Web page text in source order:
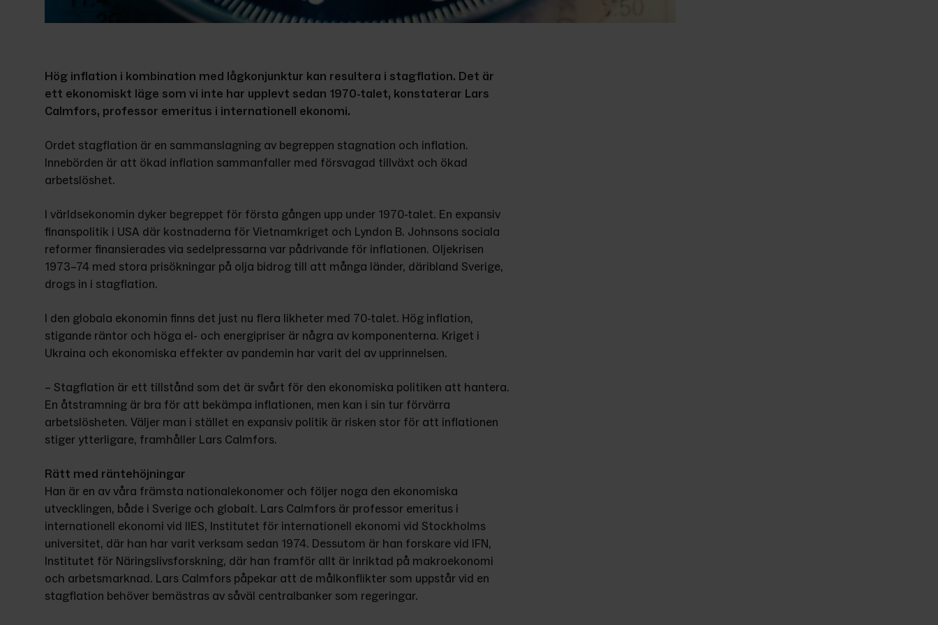
Hög inflation i kombination med lågkonjunktur kan resultera i stagflation. Det är
ett ekonomiskt läge som vi inte har upplevt sedan 1970-talet, konstaterar Lars
Calmfors, professor emeritus i internationell ekonomi.
Ordet stagflation är en sammanslagning av begreppen stagnation och inflation.
Innebörden är att ökad inflation sammanfaller med försvagad tillväxt och ökad
arbetslöshet.
I världsekonomin dyker begreppet för första gången upp under 1970-talet. En expansiv
finanspolitik i USA där kostnaderna för Vietnamkriget och Lyndon B. Johnsons sociala
reformer finansierades via sedelpressarna var pådrivande för inflationen. Oljekrisen
1973–74 med stora prisökningar på olja bidrog till att många länder, däribland Sverige,
drogs in i stagflation.
I den globala ekonomin finns det just nu flera likheter med 70-talet. Hög inflation,
stigande räntor och höga el- och energipriser är några av komponenterna. Kriget i
Ukraina och ekonomiska effekter av pandemin har varit del av upprinnelsen.
– Stagflation är ett tillstånd som det är svårt för den ekonomiska politiken att hantera.
En åtstramning är bra för att bekämpa inflationen, men kan i sin tur förvärra
arbetslösheten. Väljer man i stället en expansiv politik är risken stor för att inflationen
stiger ytterligare, framhåller Lars Calmfors.
Rätt med räntehöjningar
Han är en av våra främsta nationalekonomer och följer noga den ekonomiska
utvecklingen, både i Sverige och globalt. Lars Calmfors är professor emeritus i
internationell ekonomi vid IIES, Institutet för internationell ekonomi vid Stockholms
universitet, där han har varit verksam sedan 1974. Dessutom är han forskare vid IFN,
Institutet för Näringslivsforskning, där han framför allt är inriktad på makroekonomi
och arbetsmarknad. Lars Calmfors påpekar att de målkonflikter som uppstår vid en
stagflation behöver bemästras av såväl centralbanker som regeringar.